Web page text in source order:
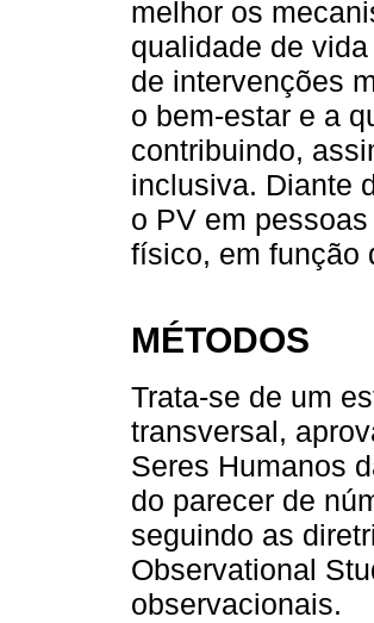
melhor os
qualidade de
de intervenções
o bem-estar e a
contribuindo,
inclusiva. Diante
o PV em
físico, em função
MÉTODOS
Trata-se de um
transversal,
Seres Humanos
do parecer de
seguindo as
Observational
observacionais.